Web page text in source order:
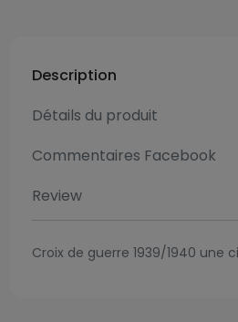
Description
Détails du produit
Commentaires Facebook
Review
Croix de guerre 1939/1940 une